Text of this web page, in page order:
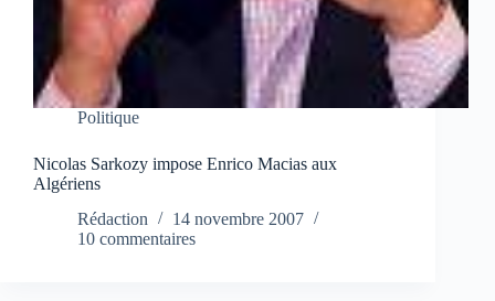
Politique
Nicolas Sarkozy impose Enrico Macias aux
Algériens
Rédaction
14 novembre 2007
10 commentaires